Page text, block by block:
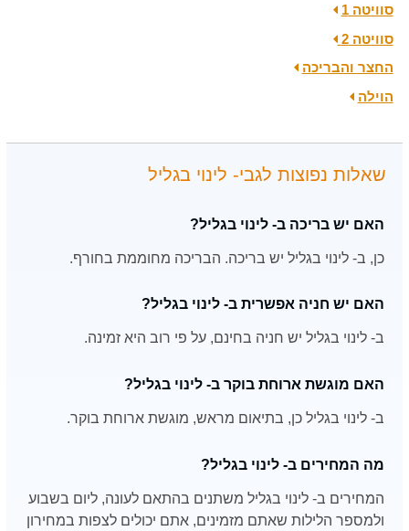
סוויטה 1
סוויטה 2
החצר והבריכה
הוילה
שאלות נפוצות לגבי- לינוי בגליל
האם יש בריכה ב- לינוי בגליל?
כן, ב- לינוי בגליל יש בריכה. הבריכה מחוממת בחורף.
האם יש חניה אפשרית ב- לינוי בגליל?
ב- לינוי בגליל יש חניה בחינם, על פי רוב היא זמינה.
האם מוגשת ארוחת בוקר ב- לינוי בגליל?
ב- לינוי בגליל כן, בתיאום מראש, מוגשת ארוחת בוקר.
מה המחירים ב- לינוי בגליל?
המחירים ב- לינוי בגליל משתנים בהתאם לעונה, ליום בשבוע
ולמספר הלילות שאתם מזמינים, אתם יכולים לצפות במחירון